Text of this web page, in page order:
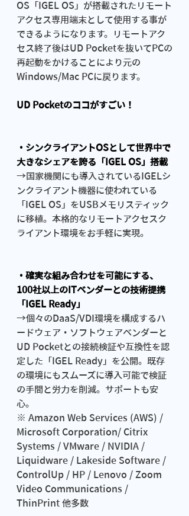
OS「IGEL OS」が搭載されたリモート
アクセス専用端末として使用する事が
できるようになります。リモートアク
セス終了後はUD Pocketを抜いてPCの
再起動をかけることにより元の
Windows/Mac PCに戻ります。
UD Pocketのココがすごい！
・シンクライアントOSとして世界中で
大きなシェアを誇る「IGEL OS」搭載
→国家機関にも導入されているIGELシ
ンクライアント機器に使われている
「IGEL OS」をUSBメモリスティック
に移植。本格的なリモートアクセスク
ライアント環境をお手軽に実現。
・確実な組み合わせを可能にする、
100社以上のITベンダーとの技術提携
「IGEL Ready」
→個々のDaaS/VDI環境を構成するハ
ードウェア・ソフトウェアベンダーと
UD Pocketとの接続検証や互換性を認
定した「IGEL Ready」を公開。既存
の環境にもスムーズに導入可能で検証
の手間と労力を削減。サポートも安
心。
※ Amazon Web Services (AWS) /
Microsoft Corporation/ Citrix
Systems / VMware / NVIDIA /
Liquidware / Lakeside Software /
ControlUp / HP / Lenovo / Zoom
Video Communications /
ThinPrint 他多数